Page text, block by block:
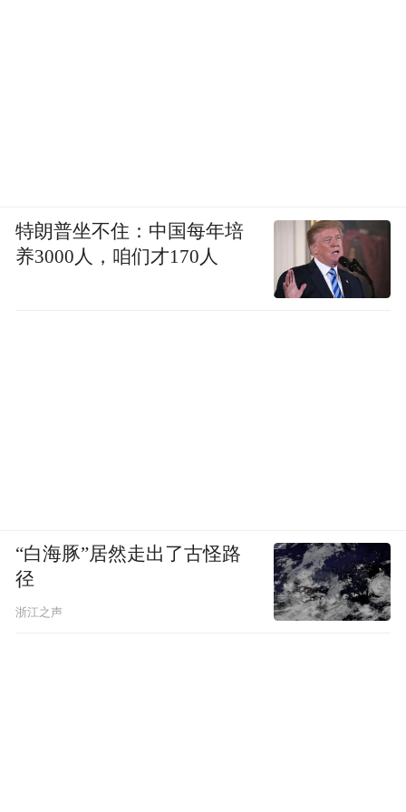
特朗普坐不住：中国每年培
养3000人，咱们才170人
“白海豚”居然走出了古怪路
径
浙江之声